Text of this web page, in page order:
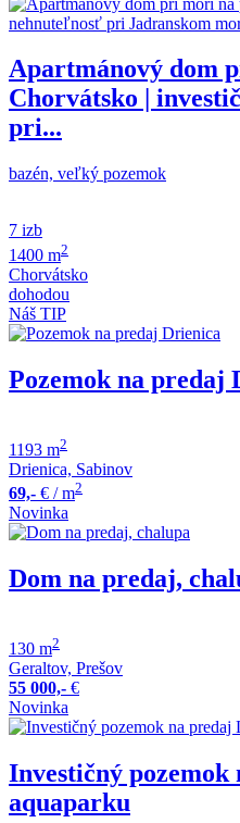
Apartmánový dom
Chorvátsko |
pri...
bazén, veľký pozemok
7 izb
1400 m2
Chorvátsko
dohodou
Náš TIP
Pozemok na predaj
1193 m2
Drienica, Sabinov
69,- € / m2
Novinka
Dom na predaj,
130 m2
Geraltov, Prešov
55 000,- €
Novinka
Investičný
aquaparku